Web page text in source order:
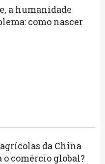
a humanidade
como nascer
da China
comércio global?